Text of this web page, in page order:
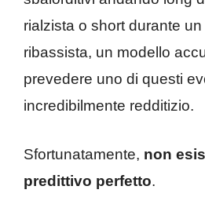
rialzista o short durante
ribassista, un modello
prevedere uno di questi
incredibilmente redditizio.
Sfortunatamente, non
predittivo perfetto.